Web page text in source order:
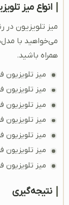
انواع میز
میز تلویزیون در
می‌خواهید با
همراه باشید.
میز تلویزیون
میز تلویزیون
میز تلویزیون
میز تلویزیون
میز
میز تلویزیون
میز تلویزیون
نتیجه‌گیری